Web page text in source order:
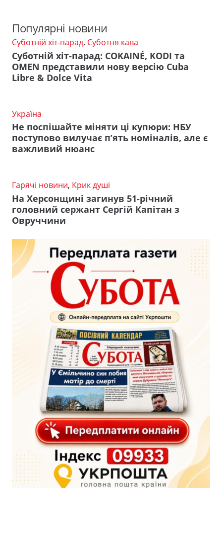
Популярні новини
Суботній хіт-парад, Суботня кава
Суботній хіт-парад: COKAINÉ, KODI та
OMEN представили нову версію Cuba
Libre & Dolce Vita
Україна
Не поспішайте міняти ці купюри: НБУ
поступово вилучає п’ять номіналів, але є
важливий нюанс
Гарячі новини, Крик душі
На Херсонщині загинув 51-річний
головний сержант Сергій Капітан з
Овруччини